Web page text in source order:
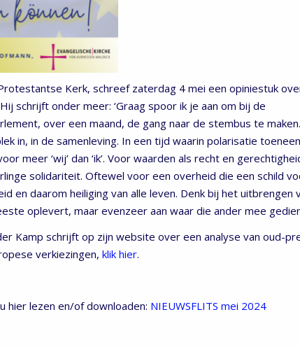
Kerk, schreef zaterdag 4 mei een opiniestuk
schrijft onder meer: ‘Graag spoor ik je aan om bij de
over een maand, de gang naar de stembus te maken.
in, in de samenleving. In een tijd waarin polarisatie
meer ‘wij’ dan ‘ik’. Voor waarden als recht en
solidariteit. Oftewel voor een overheid die een schild
en daarom heiliging van alle leven. Denk bij het uitbrengen
oplevert, maar evenzeer aan waar die ander mee
Kamp schrijft op zijn website over een analyse van oud-
verkiezingen, klik hier.
hier lezen en/of downloaden: NIEUWSFLITS mei 2024